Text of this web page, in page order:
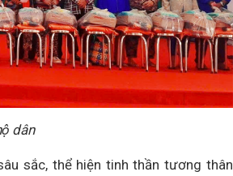
dân
sắc, thể hiện tinh thần tương thân